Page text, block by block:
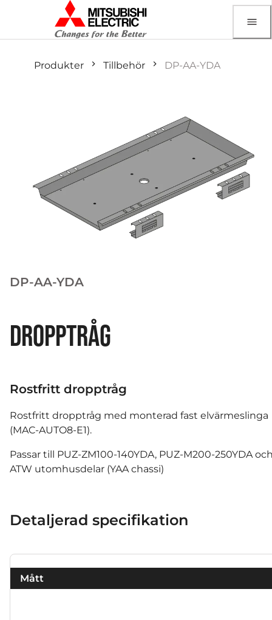
Produkter Tillbehör DP-AA-YDA
DP-AA-YDA
DROPPTRÅG
Rostfritt dropptråg
Rostfritt dropptråg med monterad fast elvärmeslinga
(MAC-AUTO8-E1).
Passar till PUZ-ZM100-140YDA, PUZ-M200-250YDA
ATW utomhusdelar (YAA chassi)
Detaljerad specifikation
Mått